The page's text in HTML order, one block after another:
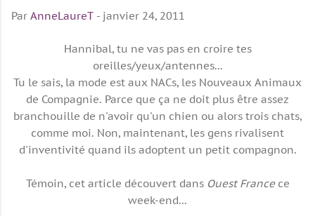
Par AnneLaureT - janvier 24, 2011
Hannibal, tu ne vas pas en croire tes
oreilles/yeux/antennes...
Tu le sais, la mode est aux NACs, les Nouveaux Animaux
de Compagnie. Parce que ça ne doit plus être assez
branchouille de n'avoir qu'un chien ou alors trois chats,
comme moi. Non, maintenant, les gens rivalisent
d'inventivité quand ils adoptent un petit compagnon.
Témoin, cet article découvert dans Ouest Francece
week-end...